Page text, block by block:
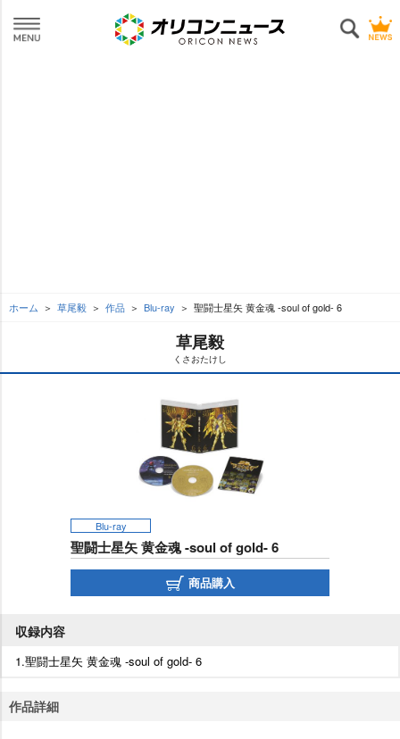
ホーム 草尾毅 作品 Blu-ray 聖闘士星矢 黄金魂 -soul of gold- 6
草尾毅
くさおたけし
Blu-ray
聖闘士星矢 黄金魂 -soul of gold- 6
商品購入
収録内容
1.聖闘士星矢 黄金魂 -soul of gold- 6
作品詳細